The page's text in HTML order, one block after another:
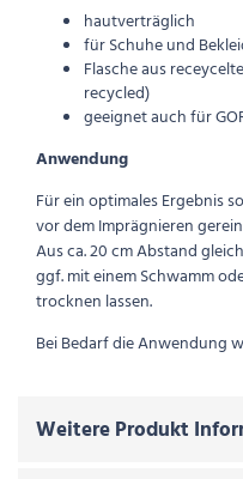
hautverträglich
für Schuhe und
Flasche aus
recycled)
geeignet auch für
Anwendung
Für ein optimales Ergebnis
vor dem Imprägnieren
Aus ca. 20 cm Abstand
ggf. mit einem Schwamm
trocknen lassen.
Bei Bedarf die Anwendung
Weitere Produkt